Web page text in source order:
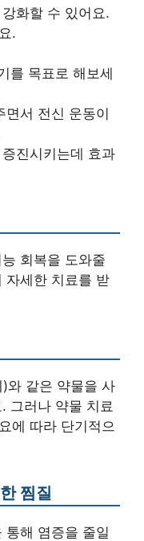
화할 수 있어요.
.
를 목표로 해보세
면서 전신 운동이
진시키는데 효과
회복을 도와줄
자세한 치료를 받
와 같은 약물을 사
그러나 약물 치료
에 따라 단기적으
찜질
통해 염증을 줄일